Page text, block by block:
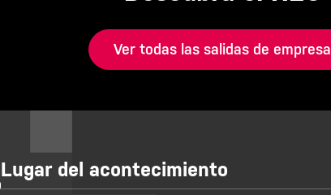
Ver todas las salidas de empresa
Lugar del acontecimiento